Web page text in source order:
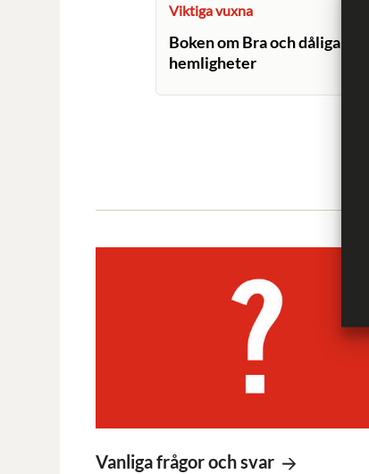
Viktiga vuxna
Boken om Bra och dåliga
hemligheter
Vanliga frågor och svar